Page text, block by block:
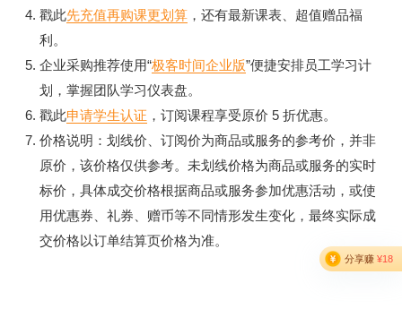
戳此先充值再购课更划算 ，还有最新课表、超值赠品福
利。
企业采购推荐使用“极客时间企业版”便捷安排员工学习计
划，掌握团队学习仪表盘。
戳此申请学生认证 ，订阅课程享受原价 5 折优惠。
价格说明：划线价、订阅价为商品或服务的参考价，并非
原价，该价格仅供参考。未划线价格为商品或服务的实时
标价，具体成交价格根据商品或服务参加优惠活动，或使
用优惠券、礼券、赠币等不同情形发生变化，最终实际成
交价格以订单结算页价格为准。